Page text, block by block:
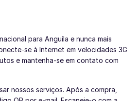
para Anguila e nunca mais
se à Internet em velocidades 3G
e mantenha-se em contato com
nossos serviços. Após a compra,